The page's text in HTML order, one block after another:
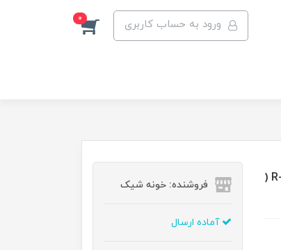
ورود به حساب کاربری 0
زودپز دو قلو ظرفیت 7 و 5 لیتری دلوکس راسل ترکیه مدل R-155 (
فروشنده: خونه شیک
آماده ارسال